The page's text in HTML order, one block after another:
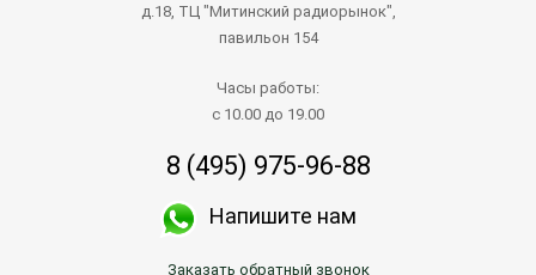
д.18, ТЦ "Митинский радиорынок",
павильон 154
Часы работы:
с 10.00 до 19.00
8 (495) 975-96-88
Напишите нам
Заказать обратный звонок